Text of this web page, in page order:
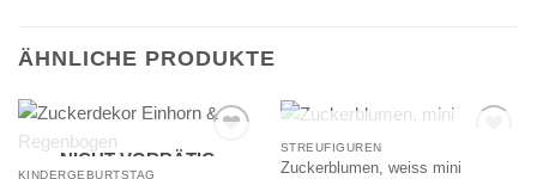
ÄHNLICHE PRODUKTE
NICHT VORRÄTIG
KINDERGEBURTSTAG
NICHT VORRÄTIG
STREUFIGUREN
Zuckerblumen, weiss mini